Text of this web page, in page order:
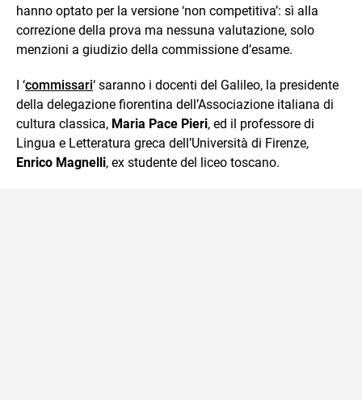
hanno optato per la versione ‘non competitiva’: sì alla
correzione della prova ma nessuna valutazione, solo
menzioni a giudizio della commissione d’esame.
I ‘commissari‘ saranno i docenti del Galileo, la presidente
della delegazione fiorentina dell’Associazione italiana di
cultura classica, Maria Pace Pieri, ed il professore di
Lingua e Letteratura greca dell’Università di Firenze,
Enrico Magnelli, ex studente del liceo toscano.